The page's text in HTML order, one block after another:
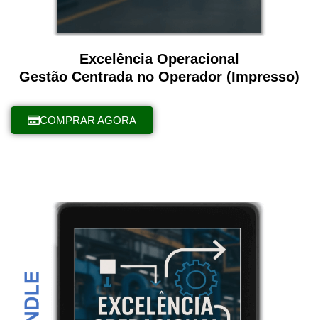
Excelência Operacional
Gestão Centrada no Operador (Impresso)
COMPRAR AGORA